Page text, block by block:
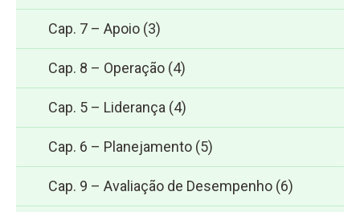
Cap. 7 – Apoio (3)
Cap. 8 – Operação (4)
Cap. 5 – Liderança (4)
Cap. 6 – Planejamento (5)
Cap. 9 – Avaliação de Desempenho (6)